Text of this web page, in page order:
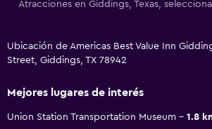
Atracciones en Giddings, Texas,
Ubicación de Americas Best Value Inn
Street, Giddings, TX 78942
Mejores lugares de interés
Union Station Transportation Museum
1.8